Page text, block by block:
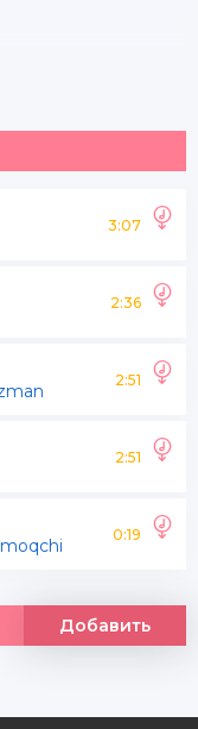
3:07
2:36
2:51
2:51
0:19
Добавить